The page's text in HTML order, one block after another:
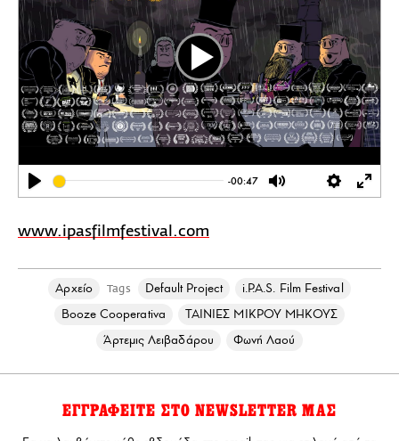
Play
-00:47
Mute Settings
Play
www.ipasfilmfestival.com
Αρχείο Tags Default Project
i.P.A.S. Film Festival
Booze Cooperativa
ΤΑΙΝΙΕΣ ΜΙΚΡΟΥ ΜΗΚΟΥΣ
Άρτεμις Λειβαδάρου
Φωνή Λαού
ΕΓΓΡΑΦΕΙΤΕ ΣΤΟ NEWSLETTER ΜΑΣ